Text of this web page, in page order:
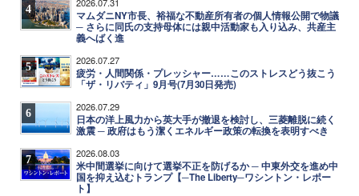
4
マムダニNY市長、裕福な不動産所有者の個人情報公開で物議
─ さらに同氏の支持母体には親中活動家も入り込み、共産主
義へばく進
5 2026.07.27
疲労・人間関係・プレッシャー……このストレスどう抜こう
「ザ・リバティ」9月号(7月30日発売)
6 2026.07.29
日本の洋上風力から英大手が撤退を検討し、三菱離脱に続く
激震 ─ 政府はもう潔くエネルギー政策の転換を表明すべき
7 2026.08.03
米中間選挙に向けて選挙不正を防げるか ─ 中東外交を進め中
国を抑え込むトランプ【─The Liberty─ワシントン・レポー
ト】